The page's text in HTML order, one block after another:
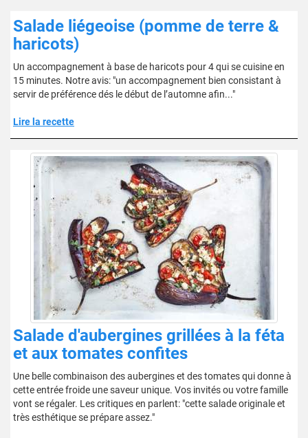
Salade liégeoise (pomme de terre &
haricots)
Un accompagnement à base de haricots pour 4 qui se cuisine en
15 minutes. Notre avis: "un accompagnement bien consistant à
servir de préférence dés le début de l’automne afin..."
Lire la recette
Salade d'aubergines grillées à la féta
et aux tomates confites
Une belle combinaison des aubergines et des tomates qui donne à
cette entrée froide une saveur unique. Vos invités ou votre famille
vont se régaler. Les critiques en parlent: "cette salade originale et
très esthétique se prépare assez."